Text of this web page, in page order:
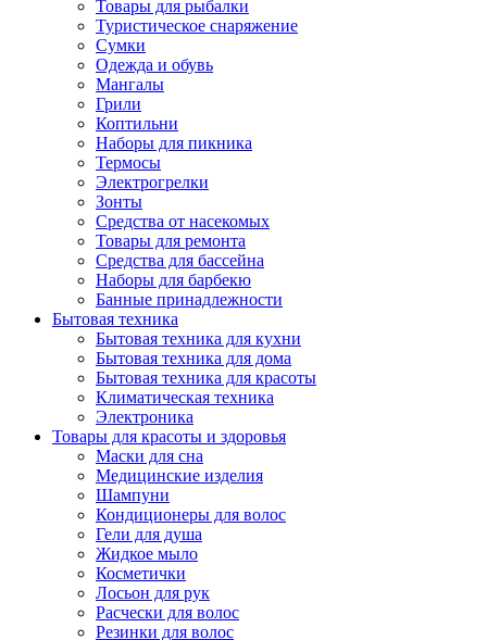
Товары для рыбалки
Туристическое снаряжение
Сумки
Одежда и обувь
Мангалы
Грили
Коптильни
Наборы для пикника
Термосы
Электрогрелки
Зонты
Средства от насекомых
Товары для ремонта
Средства для бассейна
Наборы для барбекю
Банные принадлежности
Бытовая техника
Бытовая техника для кухни
Бытовая техника для дома
Бытовая техника для красоты
Климатическая техника
Электроника
Товары для красоты и здоровья
Маски для сна
Медицинские изделия
Шампуни
Кондиционеры для волос
Гели для душа
Жидкое мыло
Косметички
Лосьон для рук
Расчески для волос
Резинки для волос